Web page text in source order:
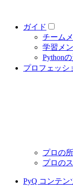
ガイド
チーム
学習メ
Python
プロフェッシ
プロの
プロの
PyQ コンテン